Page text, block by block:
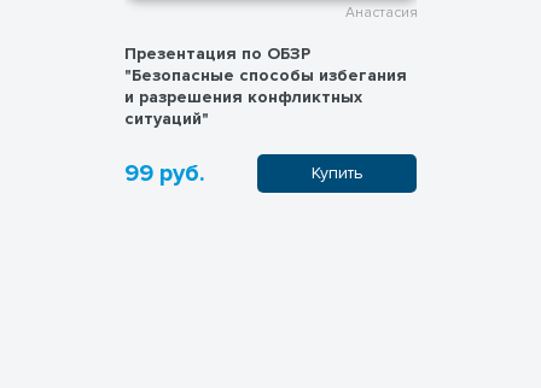
Анастасия
Презентация по ОБЗР
"Безопасные способы избегания
и разрешения конфликтных
ситуаций"
99 руб. Купить